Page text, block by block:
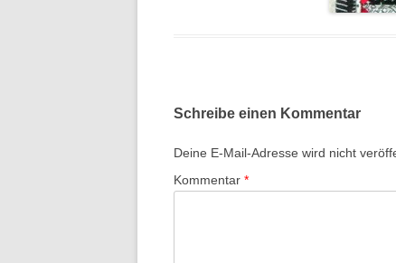
Schreibe einen Kommentar
Deine E-Mail-Adresse wird nicht
Kommentar *